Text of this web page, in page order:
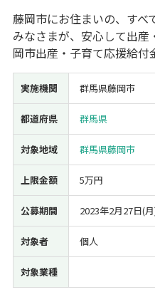
使い道
経営改善・経営強化 販路拡
人材採用・雇用
人材育成
起業・創業
事業承継
環境・省エネ
テレワーク
受付中のみ
藤岡市にお住まいの、すべ
みなさまが、安心して出
岡市出産・子育て応援給付
実施機関 群馬県藤岡市
都道府県 群馬県
対象地域 群馬県藤岡市
上限金額 5万円
公募期間 2023年2月27日(
対象者 個人
対象業種